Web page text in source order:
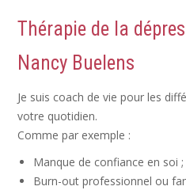
Thérapie de la
Nancy Buelens
Je suis coach de vie pour les
votre quotidien.
Comme par exemple :
Manque de confiance en soi ;
Burn-out professionnel ou